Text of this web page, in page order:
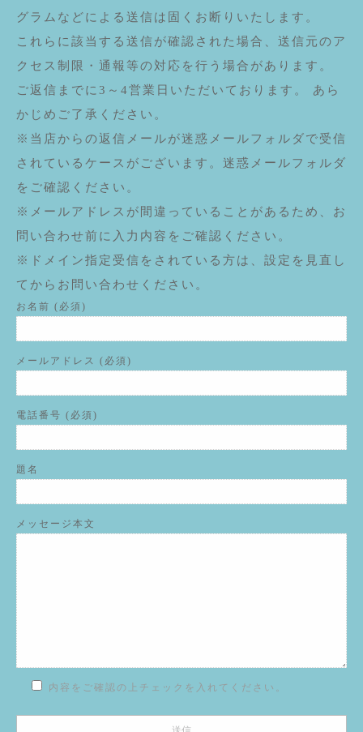
グラムなどによる送信は固くお断りいたします。
これらに該当する送信が確認された場合、送信元のア
クセス制限・通報等の対応を行う場合があります。
ご返信までに3～4営業日いただいております。 あら
かじめご了承ください。
※当店からの返信メールが迷惑メールフォルダで受信
されているケースがございます。迷惑メールフォルダ
をご確認ください。
※メールアドレスが間違っていることがあるため、お
問い合わせ前に入力内容をご確認ください。
※ドメイン指定受信をされている方は、設定を見直し
てからお問い合わせください。
お名前 (必須)
メールアドレス (必須)
電話番号 (必須)
題名
メッセージ本文
内容をご確認の上チェックを入れてください。